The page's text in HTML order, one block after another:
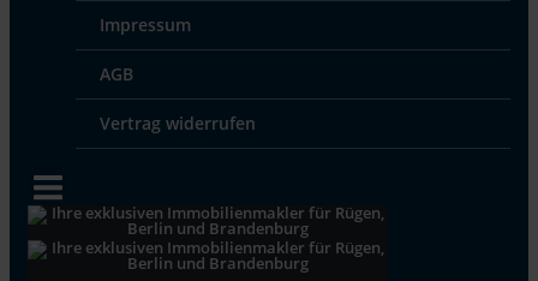
Impressum
AGB
Vertrag widerrufen